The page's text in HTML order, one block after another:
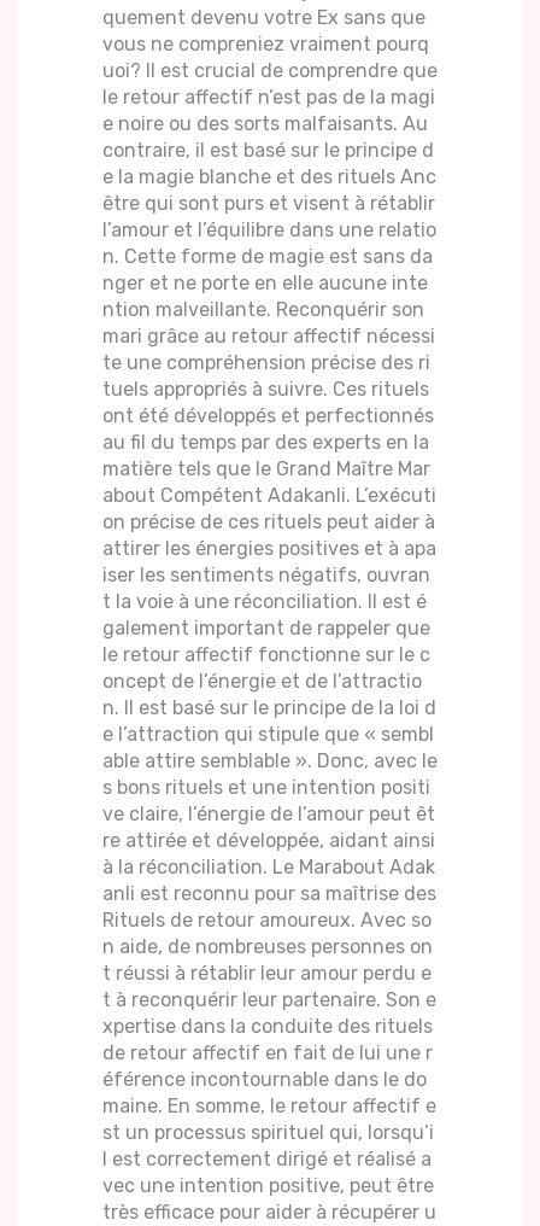
quement devenu votre Ex sans que
vous ne compreniez vraiment pourq
uoi? Il est crucial de comprendre que
le retour affectif n’est pas de la magi
e noire ou des sorts malfaisants. Au
contraire, il est basé sur le principe d
e la magie blanche et des rituels Anc
être qui sont purs et visent à rétablir
l’amour et l’équilibre dans une relatio
n. Cette forme de magie est sans da
nger et ne porte en elle aucune inte
ntion malveillante. Reconquérir son
mari grâce au retour affectif nécessi
te une compréhension précise des ri
tuels appropriés à suivre. Ces rituels
ont été développés et perfectionnés
au fil du temps par des experts en la
matière tels que le Grand Maître Mar
about Compétent Adakanli. L’exécuti
on précise de ces rituels peut aider à
attirer les énergies positives et à apa
iser les sentiments négatifs, ouvran
t la voie à une réconciliation. Il est é
galement important de rappeler que
le retour affectif fonctionne sur le c
oncept de l’énergie et de l’attractio
n. Il est basé sur le principe de la loi d
e l’attraction qui stipule que « sembl
able attire semblable ». Donc, avec le
s bons rituels et une intention positi
ve claire, l’énergie de l’amour peut êt
re attirée et développée, aidant ainsi
à la réconciliation. Le Marabout Adak
anli est reconnu pour sa maîtrise des
Rituels de retour amoureux. Avec so
n aide, de nombreuses personnes on
t réussi à rétablir leur amour perdu e
t à reconquérir leur partenaire. Son e
xpertise dans la conduite des rituels
de retour affectif en fait de lui une r
éférence incontournable dans le do
maine. En somme, le retour affectif e
st un processus spirituel qui, lorsqu’i
l est correctement dirigé et réalisé a
vec une intention positive, peut être
très efficace pour aider à récupérer u